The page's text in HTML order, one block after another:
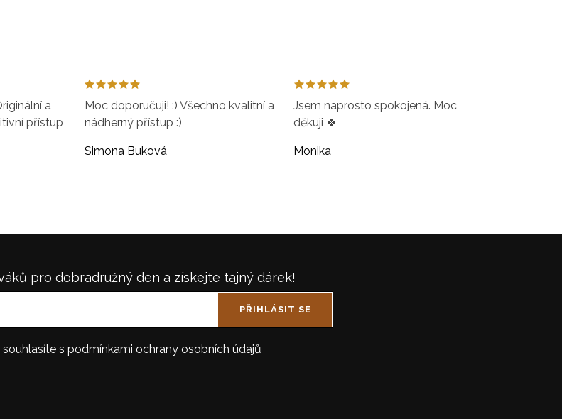
a
přístup
Moc doporučuji! :) Všechno kvalitní a
nádherný přístup :)
Simona Buková
Jsem naprosto spokojená. Moc
děkuji 🍀
Monika
pro dobradružný den a získejte tajný dárek!
s podmínkami ochrany osobních údajů
PŘIHLÁSIT SE